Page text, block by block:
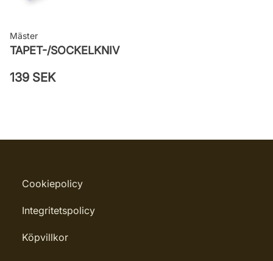
Mäster
TAPET-/SOCKELKNIV
139 SEK
Cookiepolicy
Integritetspolicy
Köpvillkor